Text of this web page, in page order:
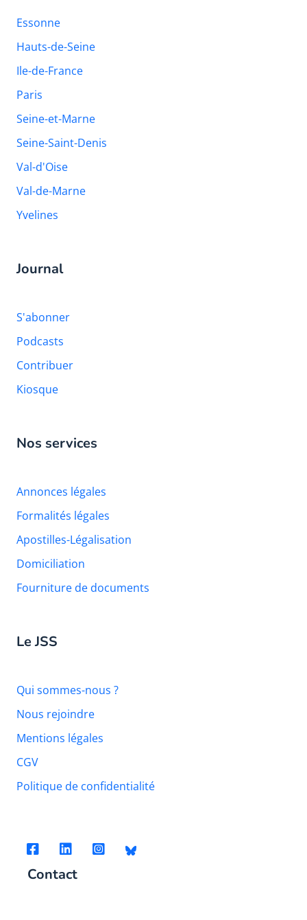
Essonne
Hauts-de-Seine
Ile-de-France
Paris
Seine-et-Marne
Seine-Saint-Denis
Val-d'Oise
Val-de-Marne
Yvelines
Journal
S'abonner
Podcasts
Contribuer
Kiosque
Nos services
Annonces légales
Formalités légales
Apostilles-Légalisation
Domiciliation
Fourniture de documents
Le JSS
Qui sommes-nous ?
Nous rejoindre
Mentions légales
CGV
Politique de confidentialité
Contact